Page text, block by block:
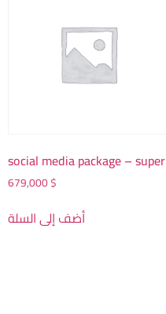
social media package – super
679,000$
أضف إلى السلة